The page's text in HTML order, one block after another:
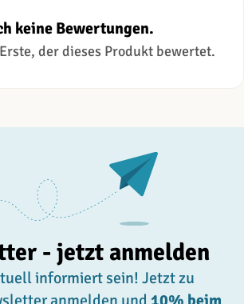
keine Bewertungen.
der dieses Produkt bewertet.
- jetzt anmelden
informiert sein! Jetzt zu